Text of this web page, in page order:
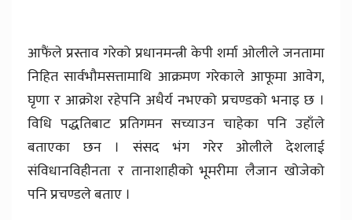
आफैंले प्रस्ताव गरेको प्रधानमन्त्री केपी शर्मा ओलीले जनतामा
निहित सार्वभौमसत्तामाथि आक्रमण गरेकाले आफूमा आवेग,
घृणा र आक्रोश रहेपनि अधैर्य नभएको प्रचण्डको भनाइ छ ।
विधि पद्धतिबाट प्रतिगमन सच्याउन चाहेका पनि उहाँले
बताएका छन । संसद भंग गरेर ओलीले देशलाई
संविधानविहीनता र तानाशाहीको भूमरीमा लैजान खोजेको
पनि प्रचण्डले बताए ।